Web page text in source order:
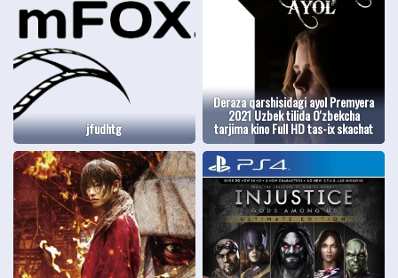
jfudhtg
Deraza qarshisidagi ayol Premyera
2021 Uzbek tilida O'zbekcha
tarjima kino Full HD tas-ix skachat